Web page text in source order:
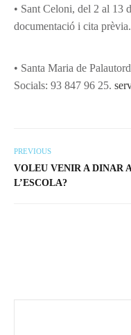
• Sant Celoni, del 2 al 13
documentació i cita prèvia.
• Santa Maria de
Socials: 93 847 96 25.
PREVIOUS
VOLEU VENIR A DINAR A
L’ESCOLA?